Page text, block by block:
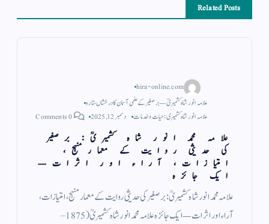
Related Posts
hira-online.com
علامہ انور شاہ کشمیریؒ — برصغیر کے علمی آسمان کا درخشاں ستارہ
علامہ انور شاہ کشمیری: حیات و خدمات
دسمبر 12, 2025
علامہ محمد انور شاہ کشمیریؒ: برصغیر
کی حدیثی روایت کے معمارمنہج،
امتیازات، آراء اور اثرات—
ایک جائزہ
علامہ محمد انور شاہ کشمیریؒ: برصغیر کی حدیثی روایت کے معمارمنہج، امتیازات،
آراء اور اثرات—ایک جائزہ علامہ محمد انور شاہ کشمیریؒ (1875–